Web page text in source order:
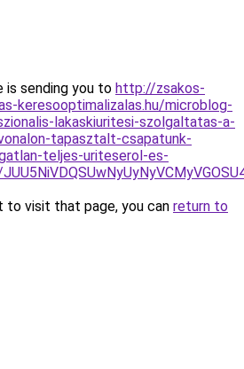
is sending you to http://zsakos-
keresooptimalizalas.hu/microblog-
lakaskiuritesi-szolgaltatas-a-
tapasztalt-csapatunk-
teljes-uriteserol-es-
to visit that page, you can return to